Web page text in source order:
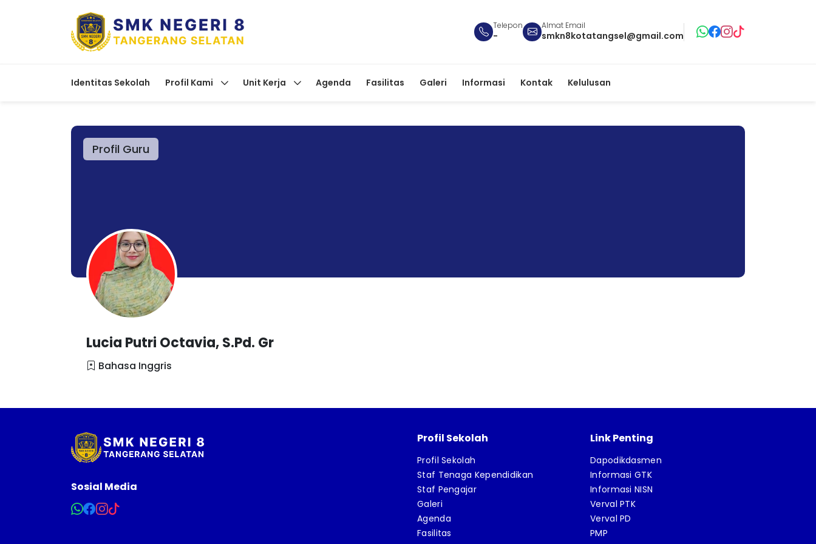
Telepon
-
Almat Email
smkn8kotatangsel@gmail.com
Identitas Sekolah Profil Kami Unit Kerja Agenda Fasilitas Galeri Informasi Kontak Kelulusan
Profil Guru
Lucia Putri Octavia, S.Pd. Gr
Bahasa Inggris
Sosial Media
Profil Sekolah
Profil Sekolah
Staf Tenaga Kependidikan
Staf Pengajar
Galeri
Agenda
Fasilitas
Link Penting
Dapodikdasmen
Informasi GTK
Informasi NISN
Verval PTK
Verval PD
PMP